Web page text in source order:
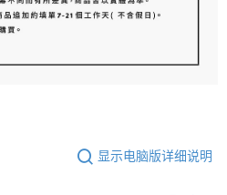
显示电脑版详细说明